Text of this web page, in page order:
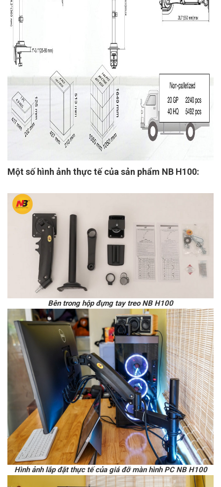
Một số hình ảnh thực tế của sản phẩm NB H100:
Bên trong hộp đựng tay treo NB H100
Hình ảnh lắp đặt thực tế của giá đỡ màn hình PC NB H100